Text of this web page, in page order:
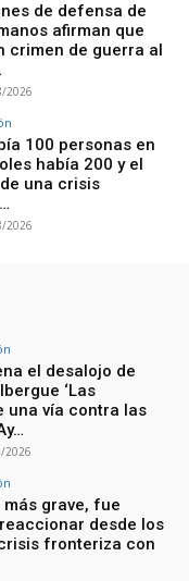
de defensa de
afirman que
crimen de guerra al
2026
100 personas en
había 200 y el
una crisis
2026
el desalojo de
‘Las
una vía contra las
2026
más grave, fue
desde los
fronteriza con